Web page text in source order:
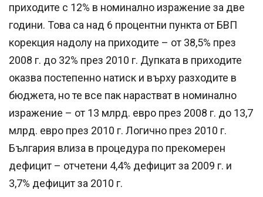
приходите с 12% в номинално изражение за две
години. Това са над 6 процентни пункта от БВП
корекция надолу на приходите – от 38,5% през
2008 г. до 32% през 2010 г. Дупката в приходите
оказва постепенно натиск и върху разходите в
бюджета, но те все пак нарастват в номинално
изражение – от 13 млрд. евро през 2008 г. до 13,7
млрд. евро през 2010 г. Логично през 2010 г.
България влиза в процедура по прекомерен
дефицит – отчетени 4,4% дефицит за 2009 г. и
3,7% дефицит за 2010 г.